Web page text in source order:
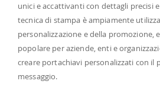
unici e accattivanti con dettagli precisi
tecnica di stampa è ampiamente
personalizzazione e della promozione,
popolare per aziende, enti e
creare portachiavi personalizzati con il
messaggio.